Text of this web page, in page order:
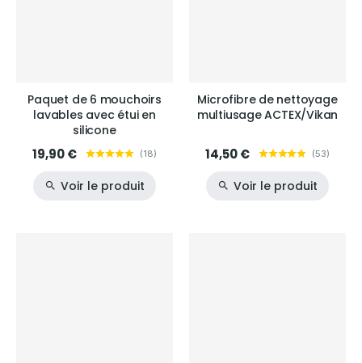
Paquet de 6 mouchoirs
lavables avec étui en
silicone
19,90 € (18)
Voir le produit
Microfibre de nettoyage
multiusage ACTEX/Vikan
14,50 € (53)
Voir le produit